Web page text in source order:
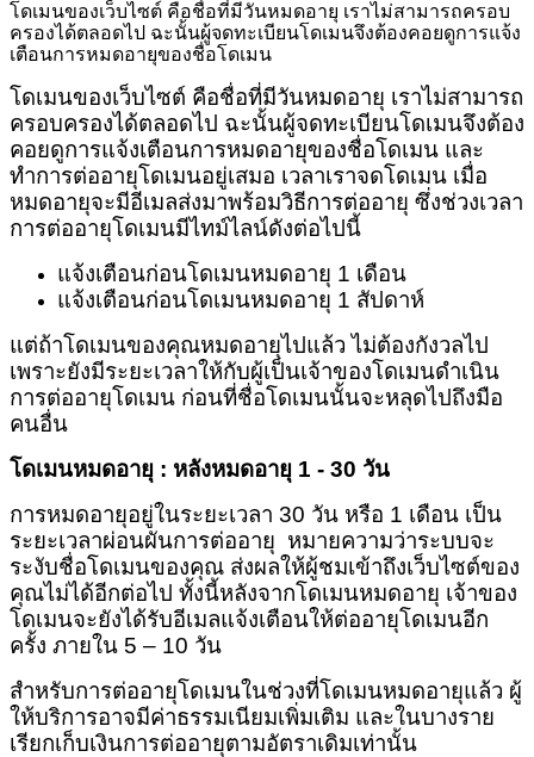
โดเมนของเว็บไซต์ คือชื่อที่มีวันหมดอายุ เราไม่สามารถครอบ
ครองได้ตลอดไป ฉะนั้นผู้จดทะเบียนโดเมนจึงต้องคอยดูการแจ้ง
เตือนการหมดอายุของชื่อโดเมน
โดเมนของเว็บไซต์ คือชื่อที่มีวันหมดอายุ เราไม่สามารถ
ครอบครองได้ตลอดไป ฉะนั้นผู้จดทะเบียนโดเมนจึงต้อง
คอยดูการแจ้งเตือนการหมดอายุของชื่อโดเมน และ
ทำการต่ออายุโดเมนอยู่เสมอ เวลาเราจดโดเมน เมื่อ
หมดอายุจะมีอีเมลส่งมาพร้อมวิธีการต่ออายุ ซึ่งช่วงเวลา
การต่ออายุโดเมนมีไทม์ไลน์ดังต่อไปนี้
แจ้งเตือนก่อนโดเมนหมดอายุ 1 เดือน
แจ้งเตือนก่อนโดเมนหมดอายุ 1 สัปดาห์
แต่ถ้าโดเมนของคุณหมดอายุไปแล้ว ไม่ต้องกังวลไป
เพราะยังมีระยะเวลาให้กับผู้เป็นเจ้าของโดเมนดำเนิน
การต่ออายุโดเมน ก่อนที่ชื่อโดเมนนั้นจะหลุดไปถึงมือ
คนอื่น
โดเมนหมดอายุ : หลังหมดอายุ 1 - 30 วัน
การหมดอายุอยู่ในระยะเวลา 30 วัน หรือ 1 เดือน เป็น
ระยะเวลาผ่อนผันการต่ออายุ หมายความว่าระบบจะ
ระงับชื่อโดเมนของคุณ ส่งผลให้ผู้ชมเข้าถึงเว็บไซต์ของ
คุณไม่ได้อีกต่อไป ทั้งนี้หลังจากโดเมนหมดอายุ เจ้าของ
โดเมนจะยังได้รับอีเมลแจ้งเตือนให้ต่ออายุโดเมนอีก
ครั้ง ภายใน 5 – 10 วัน
สำหรับการต่ออายุโดเมนในช่วงที่โดเมนหมดอายุแล้ว ผู้
ให้บริการอาจมีค่าธรรมเนียมเพิ่มเติม และในบางราย
เรียกเก็บเงินการต่ออายุตามอัตราเดิมเท่านั้น